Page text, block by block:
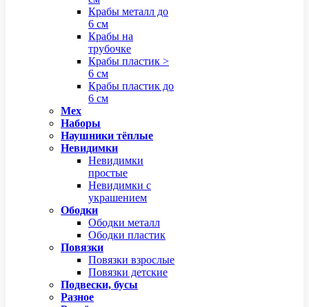
Крабы металл до
6 см
Крабы на
трубочке
Крабы пластик >
6 см
Крабы пластик до
6 см
Мех
Наборы
Наушники тёплые
Невидимки
Невидимки
простые
Невидимки с
украшением
Ободки
Ободки металл
Ободки пластик
Повязки
Повязки взрослые
Повязки детские
Подвески, бусы
Разное